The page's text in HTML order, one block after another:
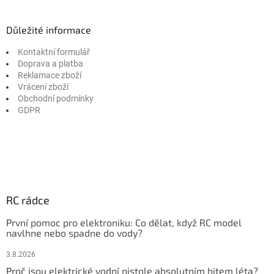
Důležité informace
Kontaktní formulář
Doprava a platba
Reklamace zboží
Vrácení zboží
Obchodní podmínky
GDPR
RC rádce
První pomoc pro elektroniku: Co dělat, když RC model
navlhne nebo spadne do vody?
3.8.2026
Proč jsou elektrické vodní pistole absolutním hitem léta?